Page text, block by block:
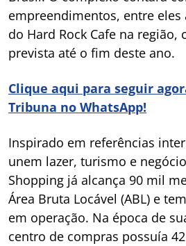
empreendimentos, entre
do Hard Rock Cafe na região,
prevista até o fim deste ano.
Clique aqui para seguir
Tribuna no WhatsApp!
Inspirado em referências
unem lazer, turismo e
Shopping já alcança 90 mil
Área Bruta Locável (ABL) e
em operação. Na época de
centro de compras possuía